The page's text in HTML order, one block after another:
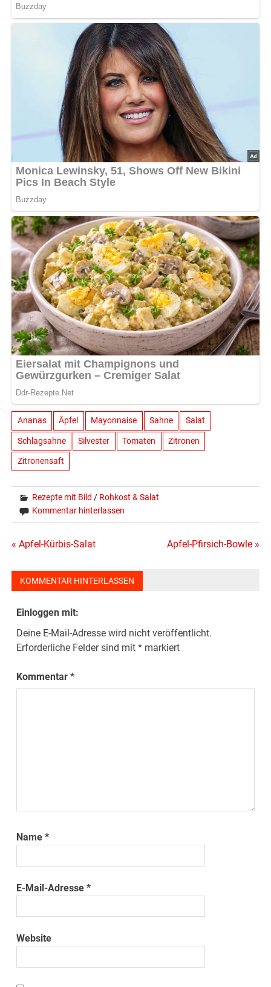
Ananas Äpfel Mayonnaise Sahne Salat
Schlagsahne Silvester Tomaten Zitronen
Zitronensaft
Rezepte mit Bild / Rohkost & Salat
Kommentar hinterlassen
Beitragsnavigation
« Apfel-Kürbis-Salat Apfel-Pfirsich-Bowle »
KOMMENTAR HINTERLASSEN
Einloggen mit:
Deine E-Mail-Adresse wird nicht veröffentlicht.
Erforderliche Felder sind mit* markiert
Kommentar*
Name*
E-Mail-Adresse*
Website